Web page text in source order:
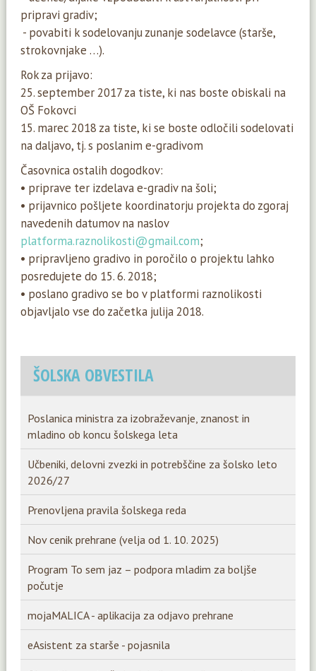
pripravi gradiv;
- povabiti k sodelovanju zunanje sodelavce (starše,
strokovnjake …).
Rok za prijavo:
25. september 2017 za tiste, ki nas boste obiskali na
OŠ Fokovci
15. marec 2018 za tiste, ki se boste odločili sodelovati
na daljavo, tj. s poslanim e-gradivom
Časovnica ostalih dogodkov:
• priprave ter izdelava e-gradiv na šoli;
• prijavnico pošljete koordinatorju projekta do zgoraj
navedenih datumov na naslov
platforma.raznolikosti@gmail.com;
• pripravljeno gradivo in poročilo o projektu lahko
posredujete do 15. 6. 2018;
• poslano gradivo se bo v platformi raznolikosti
objavljalo vse do začetka julija 2018.
ŠOLSKA OBVESTILA
Poslanica ministra za izobraževanje, znanost in
mladino ob koncu šolskega leta
Učbeniki, delovni zvezki in potrebščine za šolsko leto
2026/27
Prenovljena pravila šolskega reda
Nov cenik prehrane (velja od 1. 10. 2025)
Program To sem jaz – podpora mladim za boljše
počutje
mojaMALICA - aplikacija za odjavo prehrane
eAsistent za starše - pojasnila